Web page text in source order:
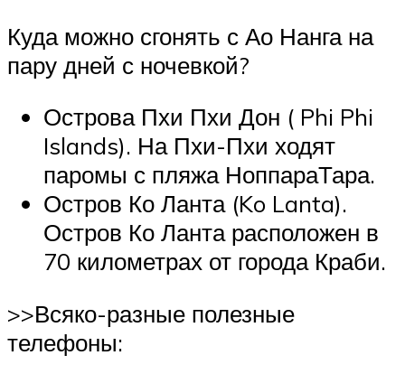
Куда можно сгонять с Ао Нанга на
пару дней с ночевкой?
Острова Пхи Пхи Дон ( Phi Phi
Islands). На Пхи-Пхи ходят
паромы с пляжа НоппараТара.
Остров Ко Ланта (Ko Lanta).
Остров Ко Ланта расположен в
70 километрах от города Краби.
>>Всяко-разные полезные
телефоны: